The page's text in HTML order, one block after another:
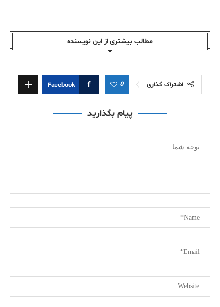
مطالب بیشتری از این نویسندە
اشتراک گذاری 0
Facebook
پیام بگذارید